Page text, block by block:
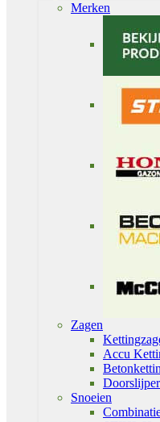
Merken
Zagen
Accu
Snoeien